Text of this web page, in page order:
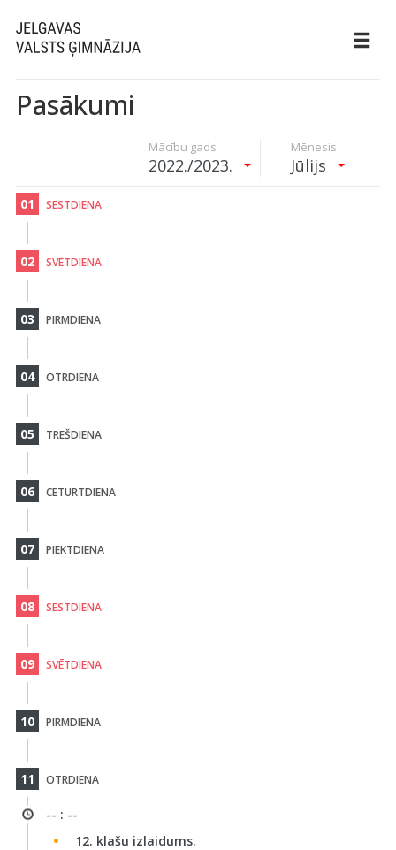
Pasākumi
Mācību gads
2022./2023.
Mēnesis
Jūlijs
01 SESTDIENA
02 SVĒTDIENA
03 PIRMDIENA
04 OTRDIENA
05 TREŠDIENA
06 CETURTDIENA
07 PIEKTDIENA
08 SESTDIENA
09 SVĒTDIENA
10 PIRMDIENA
11 OTRDIENA
-- : --
12. klašu izlaidums.